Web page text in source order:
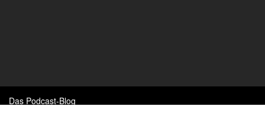
Das Podcast-Blog